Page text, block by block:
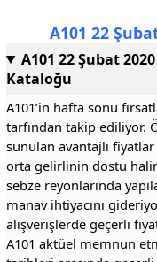
A101 22
A101 22 Şubat
Kataloğu
A101’in hafta sonu
tarfından takip ediliyor.
sunulan avantajlı
orta gelirlinin dostu
sebze reyonlarında
manav ihtiyacını
alışverişlerde geçerli
A101 aktüel memnun